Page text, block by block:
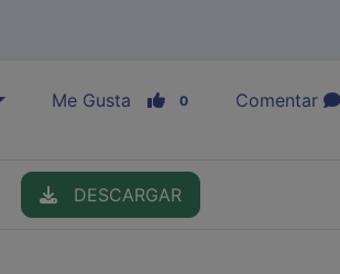
Me Gusta 0 Comentar
DESCARGAR